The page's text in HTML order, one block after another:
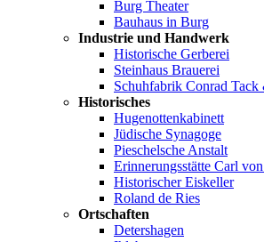
Burg Theater
Bauhaus in Burg
Industrie und Handwerk
Historische Gerberei
Steinhaus Brauerei
Schuhfabrik Conrad Tack
Historisches
Hugenottenkabinett
Jüdische Synagoge
Pieschelsche Anstalt
Erinnerungsstätte Carl
Historischer Eiskeller
Roland de Ries
Ortschaften
Detershagen